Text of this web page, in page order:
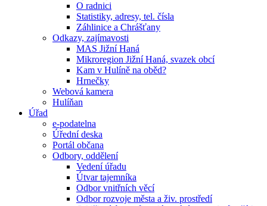
O radnici
Statistiky, adresy, tel. čísla
Záhlinice a Chrášťany
Odkazy, zajímavosti
MAS Jižní Haná
Mikroregion Jižní Haná, svazek obcí
Kam v Hulíně na oběd?
Hrnečky
Webová kamera
Hulíňan
Úřad
e-podatelna
Úřední deska
Portál občana
Odbory, oddělení
Vedení úřadu
Útvar tajemníka
Odbor vnitřních věcí
Odbor rozvoje města a živ. prostředí